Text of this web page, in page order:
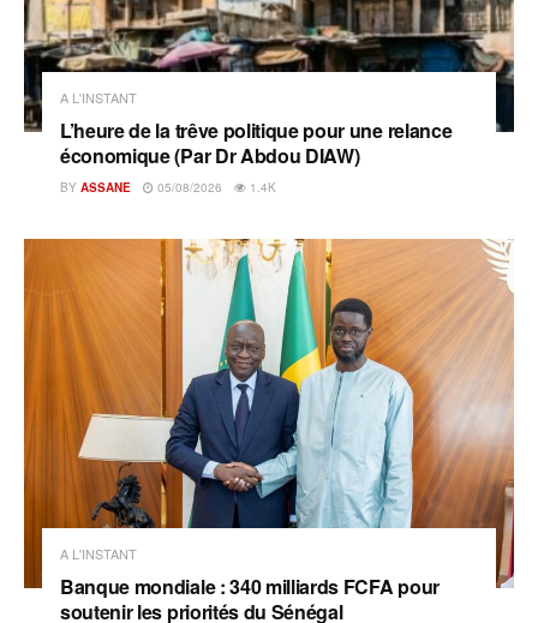
A L'INSTANT
L’heure de la trêve politique pour une relance
économique (Par Dr Abdou DIAW)
BY ASSANE 05/08/2026 1.4K
A L'INSTANT
Banque mondiale : 340 milliards FCFA pour
soutenir les priorités du Sénégal